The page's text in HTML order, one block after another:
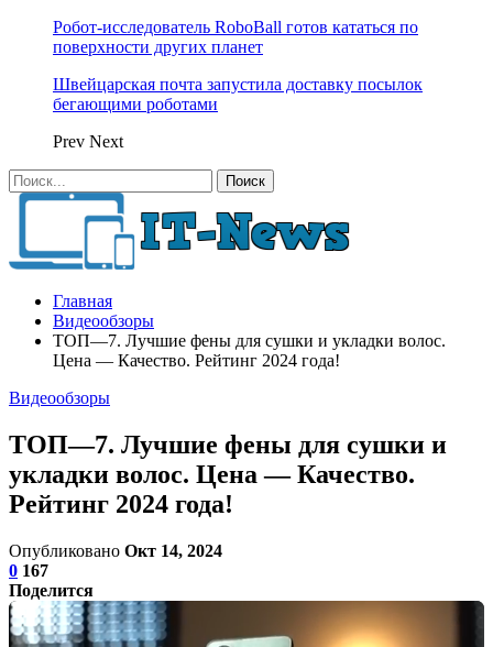
Робот-исследователь RoboBall готов кататься по
поверхности других планет
Швейцарская почта запустила доставку посылок
бегающими роботами
Prev Next
Главная
Видеообзоры
ТОП—7. Лучшие фены для сушки и укладки волос.
Цена — Качество. Рейтинг 2024 года!
Видеообзоры
ТОП—7. Лучшие фены для сушки и
укладки волос. Цена — Качество.
Рейтинг 2024 года!
Опубликовано Окт 14, 2024
0 167
Поделится